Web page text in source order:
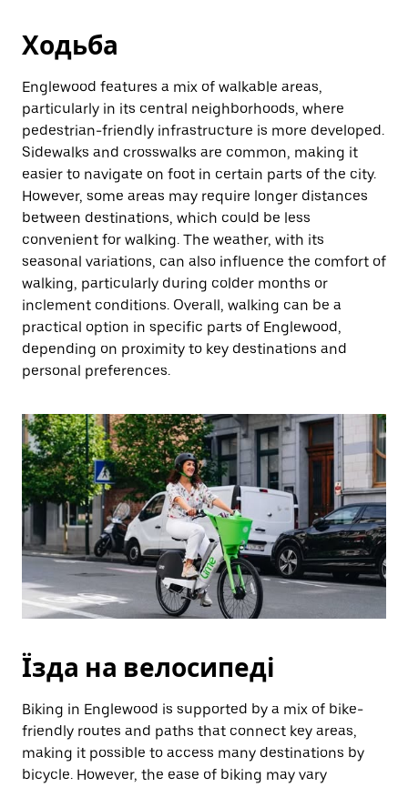
Ходьба
Englewood features a mix of walkable areas,
particularly in its central neighborhoods, where
pedestrian-friendly infrastructure is more developed.
Sidewalks and crosswalks are common, making it
easier to navigate on foot in certain parts of the city.
However, some areas may require longer distances
between destinations, which could be less
convenient for walking. The weather, with its
seasonal variations, can also influence the comfort of
walking, particularly during colder months or
inclement conditions. Overall, walking can be a
practical option in specific parts of Englewood,
depending on proximity to key destinations and
personal preferences.
Їзда на велосипеді
Biking in Englewood is supported by a mix of bike-
friendly routes and paths that connect key areas,
making it possible to access many destinations by
bicycle. However, the ease of biking may vary